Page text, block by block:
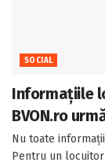
SOCIAL
Informațiile
BVON.ro
Nu toate
Pentru un